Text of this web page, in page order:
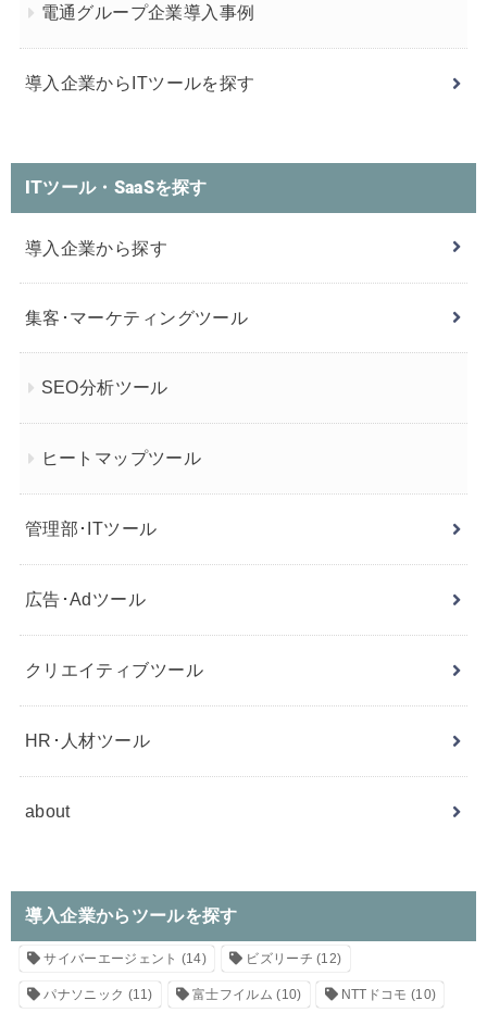
電通グループ企業導入事例
導入企業からITツールを探す
ITツール・SaaSを探す
導入企業から探す
集客･マーケティングツール
SEO分析ツール
ヒートマップツール
管理部･ITツール
広告･Adツール
クリエイティブツール
HR･人材ツール
about
導入企業からツールを探す
サイバーエージェント (14) ビズリーチ (12)
パナソニック (11) 富士フイルム (10) NTTドコモ (10)